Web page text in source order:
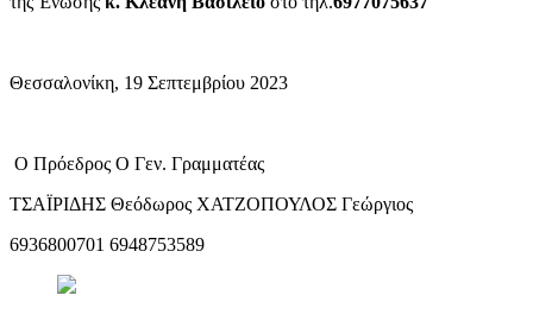
Θεσσαλονίκη, 19 Σεπτεμβρίου 2023
Ο Πρόεδρος Ο Γεν. Γραμματέας
ΤΣΑΪΡΙΔΗΣ Θεόδωρος ΧΑΤΖΟΠΟΥΛΟΣ Γεώργιος
6936800701 6948753589